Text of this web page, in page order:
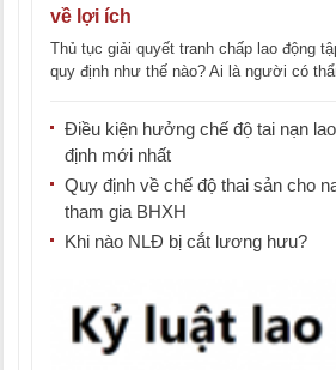
về lợi ích
Thủ tục giải quyết tranh chấp lao động
quy định như thế nào? Ai là người có
Điều kiện hưởng chế độ tai nạn
định mới nhất
Quy định về chế độ thai sản cho
tham gia BHXH
Khi nào NLĐ bị cắt lương hưu?